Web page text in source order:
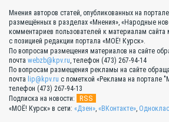
Мнения авторов статей, опубликованных на
размещённых в разделах «Мнения», «Народные
комментариев пользователей к материалам сайта
с позицией редакции портала «МОЁ! Курск».
По вопросам размещения материалов на сайте
почта webzb@kpv.ru, телефон (473) 267-94-14
По вопросам размещения рекламы на сайте
почта lip@kpv.ru с пометкой «Реклама на портале
телефон (473) 267-94-13
Подписка на новости:
RSS
«МОЁ! Курск» в сети: «Дзен», «ВКонтакте»,